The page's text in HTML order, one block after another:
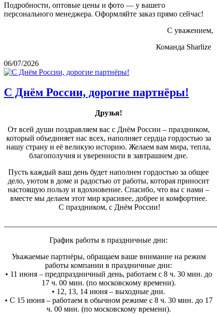
Подробности, оптовые цены и фото — у вашего
персонального менеджера. Оформляйте заказ прямо сейчас!
С уважением,
Команда Sharlize
06/07/2026
С Днём России, дорогие партнёры!
Друзья!
От всей души поздравляем вас с Днём России – праздником,
который объединяет нас всех, наполняет сердца гордостью за
нашу страну и её великую историю. Желаем вам мира, тепла,
благополучия и уверенности в завтрашнем дне.
Пусть каждый ваш день будет наполнен гордостью за общее
дело, уютом в доме и радостью от работы, которая приносит
настоящую пользу и вдохновение. Спасибо, что вы с нами –
вместе мы делаем этот мир красивее, добрее и комфортнее.
С праздником, с Днём России!
График работы в праздничные дни:
Уважаемые партнёры, обращаем ваше внимание на режим
работы компании в праздничные дни:
• 11 июня – предпраздничный день, работаем с 8 ч. 30 мин. до
17 ч. 00 мин. (по московскому времени).
• 12, 13, 14 июня – выходные дни.
• С 15 июня – работаем в обычном режиме с 8 ч. 30 мин. до 17
ч. 00 мин. (по московскому времени).